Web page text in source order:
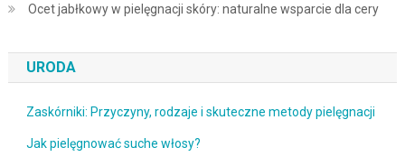
Ocet jabłkowy w pielęgnacji skóry: naturalne wsparcie dla cery
URODA
Zaskórniki: Przyczyny, rodzaje i skuteczne metody pielęgnacji
Jak pielęgnować suche włosy?